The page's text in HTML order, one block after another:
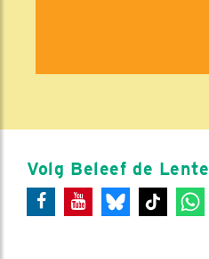
Volg Beleef de Lente